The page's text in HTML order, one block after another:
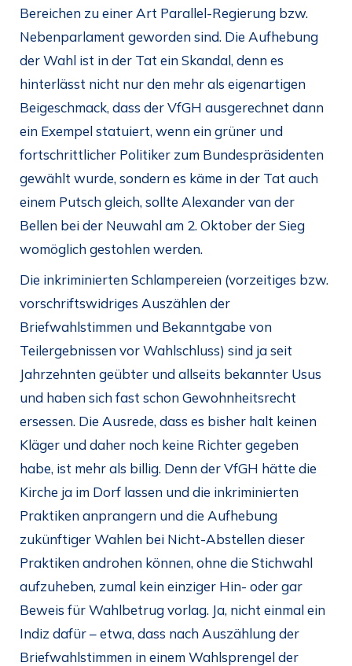
Bereichen zu einer Art Parallel-Regierung bzw.
Nebenparlament geworden sind. Die Aufhebung
der Wahl ist in der Tat ein Skandal, denn es
hinterlässt nicht nur den mehr als eigenartigen
Beigeschmack, dass der VfGH ausgerechnet dann
ein Exempel statuiert, wenn ein grüner und
fortschrittlicher Politiker zum Bundespräsidenten
gewählt wurde, sondern es käme in der Tat auch
einem Putsch gleich, sollte Alexander van der
Bellen bei der Neuwahl am 2. Oktober der Sieg
womöglich gestohlen werden.
Die inkriminierten Schlampereien (vorzeitiges bzw.
vorschriftswidriges Auszählen der
Briefwahlstimmen und Bekanntgabe von
Teilergebnissen vor Wahlschluss) sind ja seit
Jahrzehnten geübter und allseits bekannter Usus
und haben sich fast schon Gewohnheitsrecht
ersessen. Die Ausrede, dass es bisher halt keinen
Kläger und daher noch keine Richter gegeben
habe, ist mehr als billig. Denn der VfGH hätte die
Kirche ja im Dorf lassen und die inkriminierten
Praktiken anprangern und die Aufhebung
zukünftiger Wahlen bei Nicht-Abstellen dieser
Praktiken androhen können, ohne die Stichwahl
aufzuheben, zumal kein einziger Hin- oder gar
Beweis für Wahlbetrug vorlag. Ja, nicht einmal ein
Indiz dafür – etwa, dass nach Auszählung der
Briefwahlstimmen in einem Wahlsprengel der